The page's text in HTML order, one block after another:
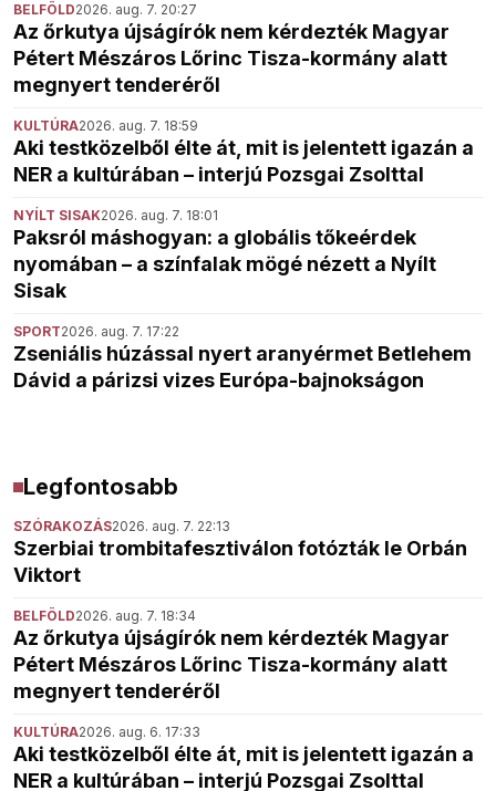
BELFÖLD2026. aug. 7. 20:27
Az őrkutya újságírók nem kérdezték Magyar
Pétert Mészáros Lőrinc Tisza-kormány alatt
megnyert tenderéről
KULTÚRA2026. aug. 7. 18:59
Aki testközelből élte át, mit is jelentett igazán a
NER a kultúrában – interjú Pozsgai Zsolttal
NYÍLT SISAK2026. aug. 7. 18:01
Paksról máshogyan: a globális tőkeérdek
nyomában – a színfalak mögé nézett a Nyílt
Sisak
SPORT2026. aug. 7. 17:22
Zseniális húzással nyert aranyérmet Betlehem
Dávid a párizsi vizes Európa-bajnokságon
Legfontosabb
SZÓRAKOZÁS2026. aug. 7. 22:13
Szerbiai trombitafesztiválon fotózták le Orbán
Viktort
BELFÖLD2026. aug. 7. 18:34
Az őrkutya újságírók nem kérdezték Magyar
Pétert Mészáros Lőrinc Tisza-kormány alatt
megnyert tenderéről
KULTÚRA2026. aug. 6. 17:33
Aki testközelből élte át, mit is jelentett igazán a
NER a kultúrában – interjú Pozsgai Zsolttal